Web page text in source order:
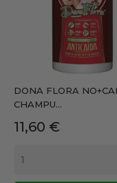
DONA FLORA
CHAMPU...
Precio
11,60 €